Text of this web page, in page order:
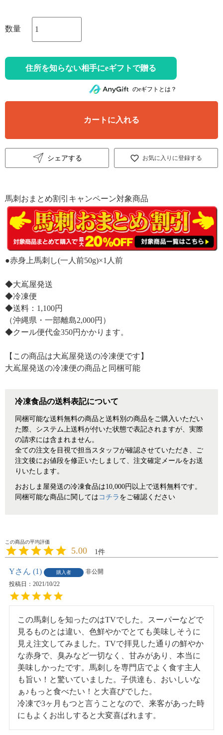
お気に入りに登録する
カートに入れる
住所を知らない相手にeギフトで贈る
のeギフトとは？
シェアする
馬刺おまとめ割引キャンペーン対象商品
●赤身上馬刺し(一人前50g)×1人前
◆大嶌屋発送
◆冷凍便
◆送料：1,100円
（沖縄県・一部離島2,000円）
◆クール便代金350円かかります。
【この商品は大嶌屋発送の冷凍便です】
大嶌屋発送の冷凍便の商品と同梱可能
冷凍食品の送料表記について
同梱可能な送料無料の商品と送料別の商品をご購入いただい
た際、システム上送料が付いた状態で表記されますが、実際
の請求には含まれません。
全ての注文を目視で担当スタッフが確認させていただき、ご
注文後にお値段を修正いたしまして、注文確定メールをお送
りいたします。
おおしま屋発送の冷凍食品は10,000円以上で送料無料です。
同梱可能な商品に関しては コチラ をご確認ください
5.00 1
Y 1 購入者
非公開
投稿日
2021/10/22
この馬刺しを知ったのはTVでした。スーパーなどで
見るものとは違い、色鮮やかでとても美味しそうに
見え注文してみました。TVで拝見した通りの鮮やか
な赤身で、臭みなど一切なく、甘みがあり、本当に
美味しかったです。馬刺しを専門店でよく食す主人
も旨い！と驚いていました。子供達も、おいしいな
ぁ♪もっと食べたい！と大喜びでした。
冷凍で3ヶ月もつと言うことなので、来客があった時
にもよくお出しすると大変喜ばれます。